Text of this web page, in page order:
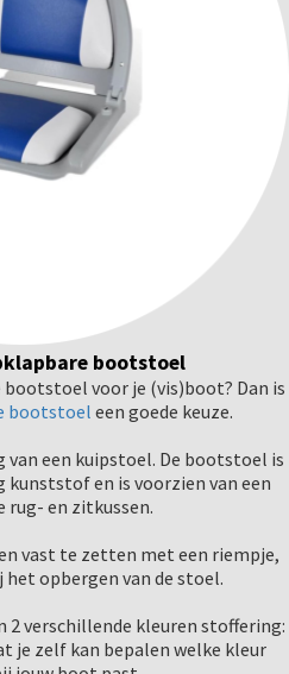
bootstoel
voor je (vis)boot? Dan is
bootstoel een goede keuze.
een kuipstoel. De bootstoel is
en is voorzien van een
en zitkussen.
vast te zetten met een riempje,
opbergen van de stoel.
2 verschillende kleuren stoffering:
je zelf kan bepalen welke kleur